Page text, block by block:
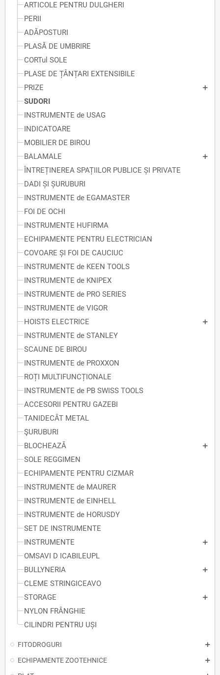
ARTICOLE PENTRU DULGHERI
PERII
ADĂPOSTURI
PLASĂ DE UMBRIRE
CORTul SOLE
PLASE DE ȚÂNȚARI EXTENSIBILE
PRIZE
SUDORI
INSTRUMENTE de USAG
INDICATOARE
MOBILIER DE BIROU
BALAMALE
ÎNTREȚINEREA SPAȚIILOR PUBLICE ȘI PRIVATE
DADI ȘI ȘURUBURI
INSTRUMENTE de EGAMASTER
FOI DE OCHI
INSTRUMENTE HUFIRMA
ECHIPAMENTE PENTRU ELECTRICIAN
COVOARE ȘI FOI DE CAUCIUC
INSTRUMENTE de KEEN TOOLS
INSTRUMENTE de KNIPEX
INSTRUMENTE de PRO SERIES
INSTRUMENTE de VIGOR
HOISTS ELECTRICE
INSTRUMENTE de STANLEY
SCAUNE DE BIROU
INSTRUMENTE de PROXXON
ROȚI MULTIFUNCȚIONALE
INSTRUMENTE de PB SWISS TOOLS
ACCESORII PENTRU GAZEBI
TANIDECÂT METAL
ŞURUBURI
BLOCHEAZĂ
SOLE REGGIMEN
ECHIPAMENTE PENTRU CIZMAR
INSTRUMENTE de MAURER
INSTRUMENTE de EINHELL
INSTRUMENTE de HORUSDY
SET DE INSTRUMENTE
INSTRUMENTE
OMSAVI D ICABILEUPL
BULLYNERIA
CLEME STRINGICEAVO
STORAGE
NYLON FRÂNGHIE
CILINDRI PENTRU UȘI
FITODROGURI
ECHIPAMENTE ZOOTEHNICE